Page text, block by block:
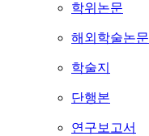
학위논문
해외학술논문
학술지
단행본
연구보고서